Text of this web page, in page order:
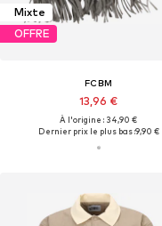
Mixte
OFFRE
FCBM
13,96 €
À l'origine : 34,90 €
Dernier prix le plus bas :9,90 €